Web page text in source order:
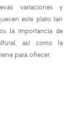
variaciones y
este plato tan
la importancia de
así como la
para ofrecer.